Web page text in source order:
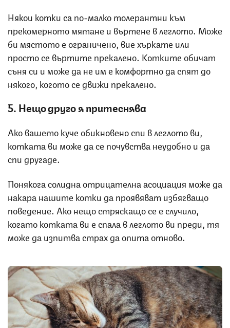
Някои котки са по-малко толерантни към
прекомерното мятане и въртене в леглото. Може
би мястото е ограничено, вие хъркате или
просто се въртите прекалено. Котките обичат
съня си и може да не им е комфортно да спят до
някого, когото се движи прекалено.
5. Нещо друго я притеснява
Ако вашето куче обикновено спи в леглото ви,
котката ви може да се почувства неудобно и да
спи другаде.
Понякога солидна отрицателна асоциация може да
накара нашите котки да проявяват избягващо
поведение. Ако нещо стряскащо се е случило,
когато котката ви е спала в леглото ви преди, тя
може да изпитва страх да опита отново.